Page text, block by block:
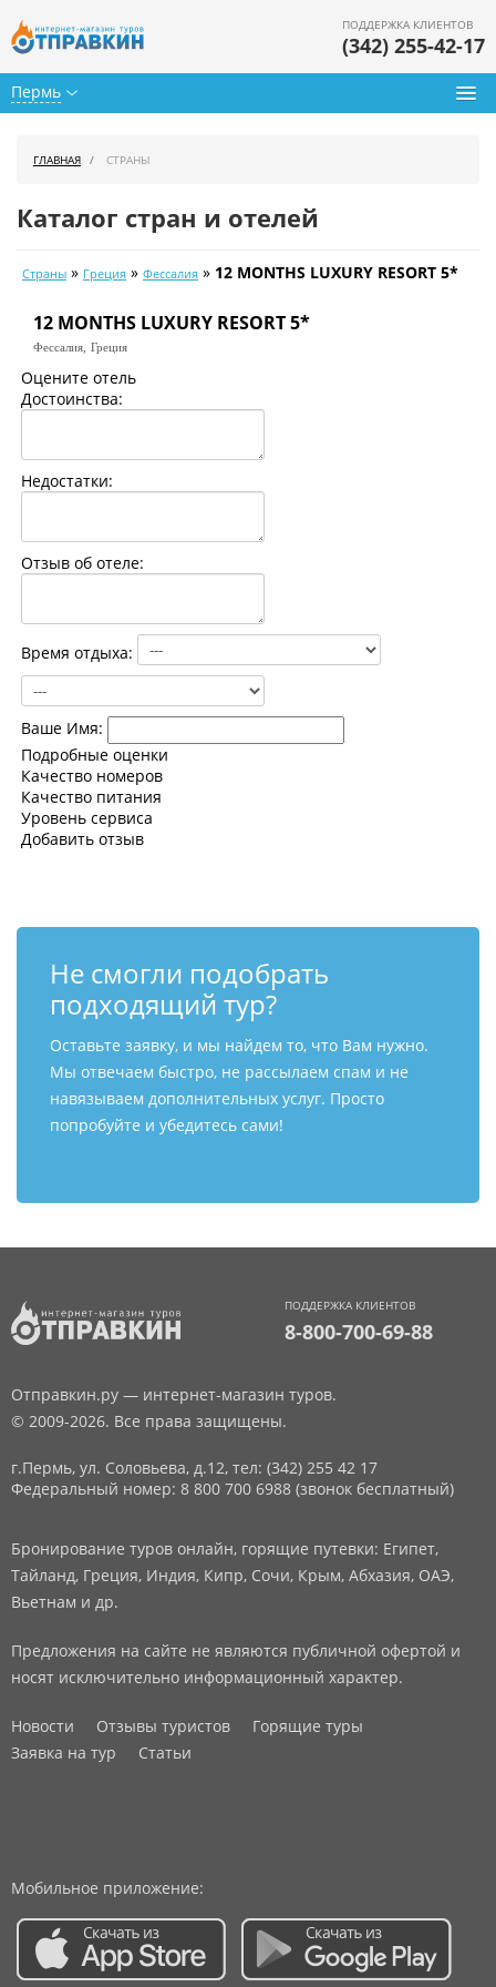
Пермь
ПОДДЕРЖКА КЛИЕНТОВ
(342) 255-42-17
Календарь туров
Цены дня
Страны
ГЛАВНАЯ СТРАНЫ
Каталог стран и отелей
Страны » Греция » Фессалия » 12 MONTHS LUXURY RESORT 5*
12 MONTHS LUXURY RESORT 5*
Фессалия, Греция
Оцените отель
Достоинства:
Недостатки:
Отзыв об отеле:
Время отдыха:
Ваше Имя:
Подробные оценки
Качество номеров
Качество питания
Уровень сервиса
Добавить отзыв
Не смогли подобрать
подходящий тур?
Оставьте заявку, и мы найдем то, что Вам нужно.
Мы отвечаем быстро, не рассылаем спам и не
навязываем дополнительных услуг. Просто
попробуйте и убедитесь сами!
ПОДДЕРЖКА КЛИЕНТОВ
8-800-700-69-88
Отправкин.ру — интернет-магазин туров.
© 2009-2026. Все права защищены.
г.Пермь, ул. Соловьева, д.12, тел: (342) 255 42 17
Федеральный номер: 8 800 700 6988 (звонок бесплатный)
Бронирование туров онлайн, горящие путевки: Египет,
Тайланд, Греция, Индия, Кипр, Сочи, Крым, Абхазия, ОАЭ,
Вьетнам и др.
Предложения на сайте не являются публичной офертой и
носят исключительно информационный характер.
Новости Отзывы туристов
Горящие туры
Заявка на тур
Статьи
Мобильное приложение: